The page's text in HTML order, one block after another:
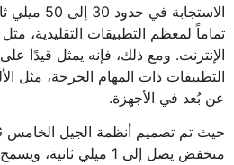
الاستجابة
تماماً لمعظم التطبيقات التقليدية،
الإنترنت. ومع ذلك، فإنه يمثل قيدًا
التطبيقات ذات المهام الحرجة، مثل
عن بُعد في الأجهزة.
منخفض يصل إلى 1 ميلي